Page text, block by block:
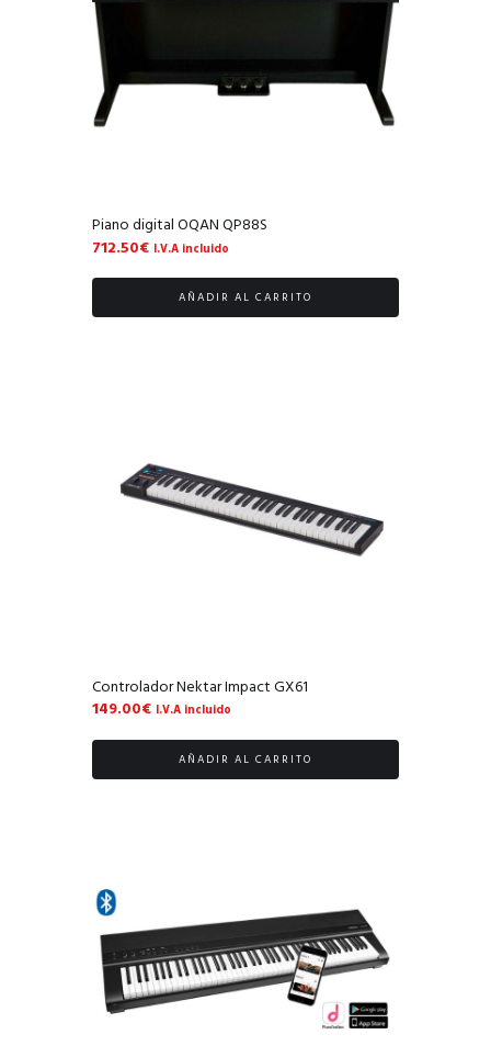
Piano digital OQAN QP88S
712.50€ I.V.A incluido
AÑADIR AL CARRITO
Controlador Nektar Impact GX61
149.00€ I.V.A incluido
AÑADIR AL CARRITO